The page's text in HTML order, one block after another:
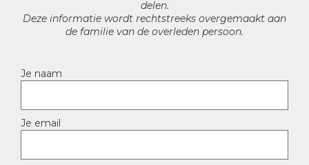
delen.
Deze informatie wordt rechtstreeks overgemaakt aan
de familie van de overleden persoon.
Je naam
Je email